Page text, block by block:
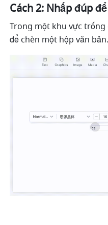
Cách 2: Nhấp đúp
Trong một khu vực
để chèn một hộp văn bản.